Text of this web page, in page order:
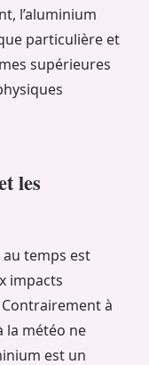
l’aluminium
particulière et
supérieures
les
au temps est
impacts
Contrairement à
la météo ne
est un